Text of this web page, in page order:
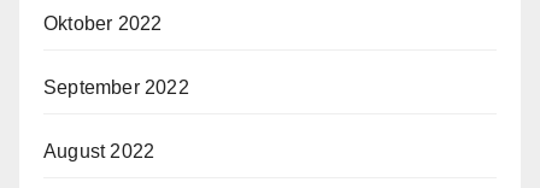
Oktober 2022
September 2022
August 2022